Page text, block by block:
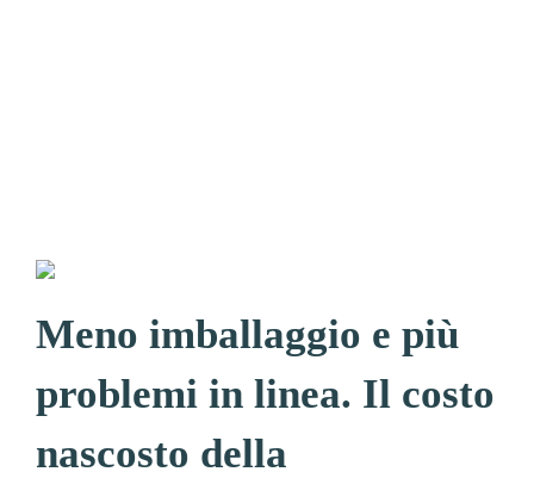
Meno imballaggio e più
problemi in linea. Il costo
nascosto della